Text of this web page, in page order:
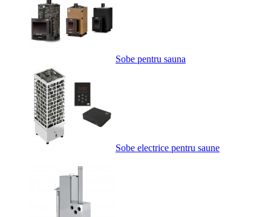
Sobe pentru sauna
Sobe electrice pentru saune